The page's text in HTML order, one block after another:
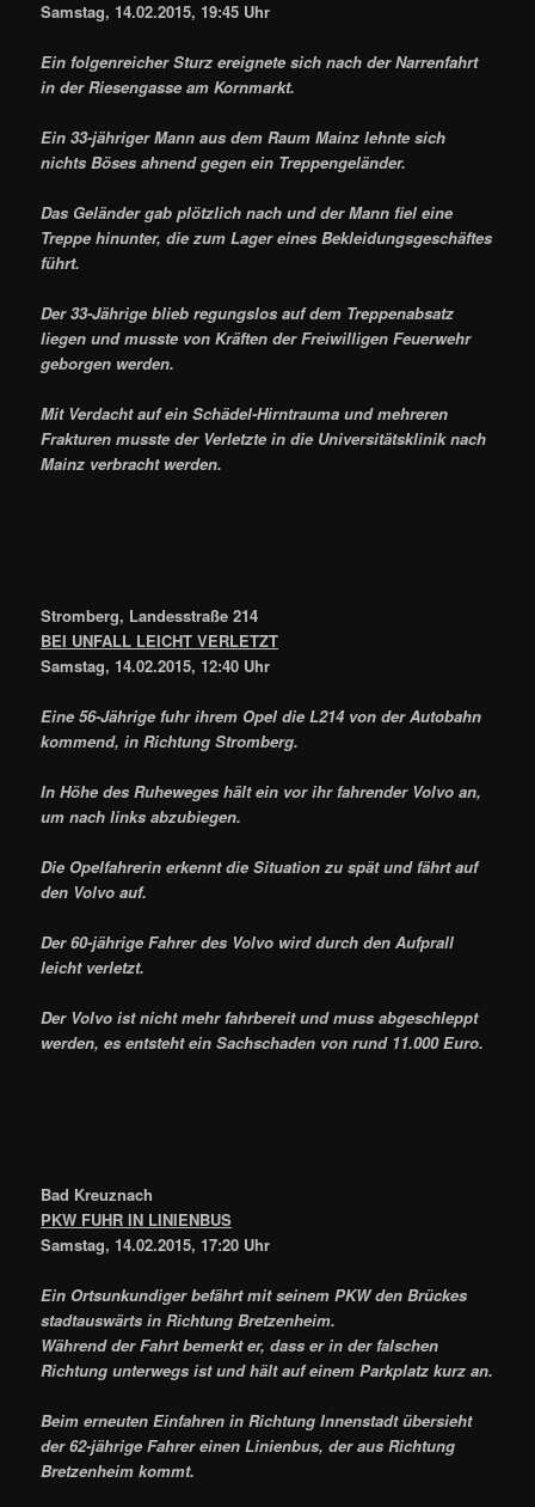
Samstag, 14.02.2015, 19:45 Uhr
Ein folgenreicher Sturz ereignete sich nach der Narrenfahrt
in der Riesengasse am Kornmarkt.
Ein 33-jähriger Mann aus dem Raum Mainz lehnte sich
nichts Böses ahnend gegen ein Treppengeländer.
Das Geländer gab plötzlich nach und der Mann fiel eine
Treppe hinunter, die zum Lager eines Bekleidungsgeschäftes
führt.
Der 33-Jährige blieb regungslos auf dem Treppenabsatz
liegen und musste von Kräften der Freiwilligen Feuerwehr
geborgen werden.
Mit Verdacht auf ein Schädel-Hirntrauma und mehreren
Frakturen musste der Verletzte in die Universitätsklinik nach
Mainz verbracht werden.
Stromberg, Landesstraße 214
BEI UNFALL LEICHT VERLETZT
Samstag, 14.02.2015, 12:40 Uhr
Eine 56-Jährige fuhr ihrem Opel die L214 von der Autobahn
kommend, in Richtung Stromberg.
In Höhe des Ruheweges hält ein vor ihr fahrender Volvo an,
um nach links abzubiegen.
Die Opelfahrerin erkennt die Situation zu spät und fährt auf
den Volvo auf.
Der 60-jährige Fahrer des Volvo wird durch den Aufprall
leicht verletzt.
Der Volvo ist nicht mehr fahrbereit und muss abgeschleppt
werden, es entsteht ein Sachschaden von rund 11.000 Euro.
Bad Kreuznach
PKW FUHR IN LINIENBUS
Samstag, 14.02.2015, 17:20 Uhr
Ein Ortsunkundiger befährt mit seinem PKW den Brückes
stadtauswärts in Richtung Bretzenheim.
Während der Fahrt bemerkt er, dass er in der falschen
Richtung unterwegs ist und hält auf einem Parkplatz kurz an.
Beim erneuten Einfahren in Richtung Innenstadt übersieht
der 62-jährige Fahrer einen Linienbus, der aus Richtung
Bretzenheim kommt.